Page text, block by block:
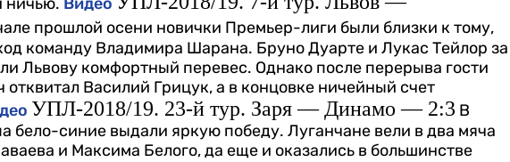
прошлой осени новички Премьер-лиги были близки к тому,
команду Владимира Шарана. Бруно Дуарте и Лукас Тейлор за
Львову комфортный перевес. Однако после перерыва гости
Василий Грицук, а в концовке ничейный счет
УПЛ-2018/19. 23-й тур. Заря — Динамо — 2:3 В
бело-синие выдали яркую победу. Луганчане вели в два мяча
и Максима Белого, да еще и оказались в большинстве